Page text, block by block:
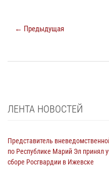
← Предыдущая
ЛЕНТА НОВОСТЕЙ
Представитель
по Республике Марий Эл принял
сборе Росгвардии в Ижевске